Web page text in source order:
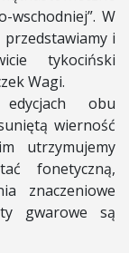
wschodniej”. W
i
tykociński
Wagi.
obu
wierność
utrzymujemy
fonetyczną,
znaczeniowe
gwarowe są